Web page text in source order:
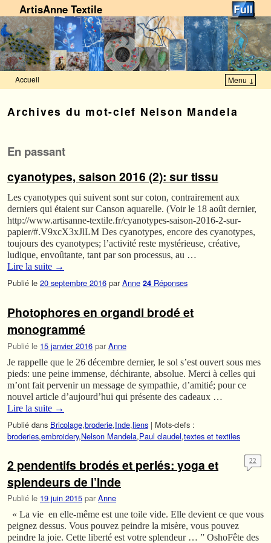
ArtisAnne Textile
Accueil Menu ↓
Archives du mot-clef Nelson Mandela
En passant
cyanotypes, saison 2016 (2): sur tissu
Les cyanotypes qui suivent sont sur coton, contrairement aux
derniers qui étaient sur Canson aquarelle. (Voir le 18 août dernier,
http://www.artisanne-textile.fr/cyanotypes-saison-2016-2-sur-
papier/#.V9xcX3xJlLM Des cyanotypes, encore des cyanotypes,
toujours des cyanotypes; l’activité reste mystérieuse, créative,
ludique, envoûtante, tant par son processus, au …
Lire la suite →
Publié le 20 septembre 2016 par Anne 24 Réponses
Photophores en organdi brodé et
monogrammé
Publié le 15 janvier 2016 par Anne
Je rappelle que le 26 décembre dernier, le sol s’est ouvert sous mes
pieds: une peine immense, déchirante, absolue. Merci à celles qui
m’ont fait pervenir un message de sympathie, d’amitié; pour ce
nouvel article d’aujourd’hui qui présente des cadeaux …
Lire la suite →
Publié dans Bricolage,broderie,Inde,liens | Mots-clefs :
broderies,embroidery,Nelson Mandela,Paul claudel,textes et textiles
2 pendentifs brodés et perlés: yoga et
splendeurs de l’Inde
Publié le 19 juin 2015 par Anne
22
« La vie en elle-même est une toile vide. Elle devient ce que vous
peignez dessus. Vous pouvez peindre la misère, vous pouvez
peindre la joie. Cette liberté est votre splendeur … ” OshoFête des